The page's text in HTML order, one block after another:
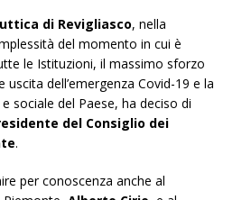
di Revigliasco, nella
del momento in cui è
le Istituzioni, il massimo sforzo
dell’emergenza Covid-19 e la
sociale del Paese, ha deciso di
del Consiglio dei
.
per conoscenza anche al